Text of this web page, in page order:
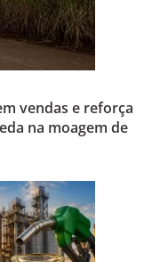
vendas e reforça
na moagem de